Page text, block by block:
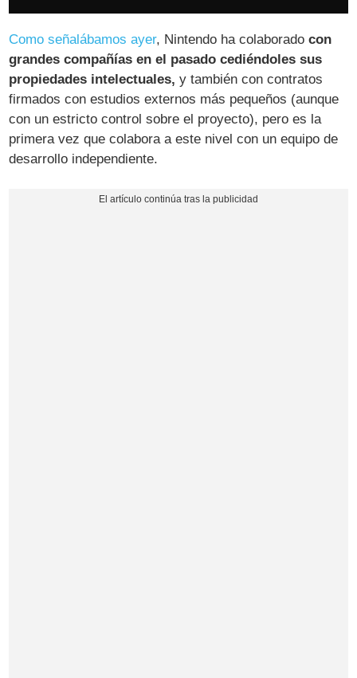
Como señalábamos ayer, Nintendo ha colaboradocon
grandes compañías en el pasado cediéndoles sus
propiedades intelectuales, y también con contratos
firmados con estudios externos más pequeños (aunque
con un estricto control sobre el proyecto), pero es la
primera vez que colabora a este nivel con un equipo de
desarrollo independiente.